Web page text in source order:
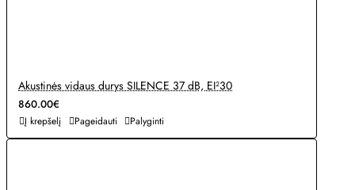
Akustinės vidaus durys SILENCE 37 dB, EI²30
860.00€
Į krepšelį Pageidauti Palyginti